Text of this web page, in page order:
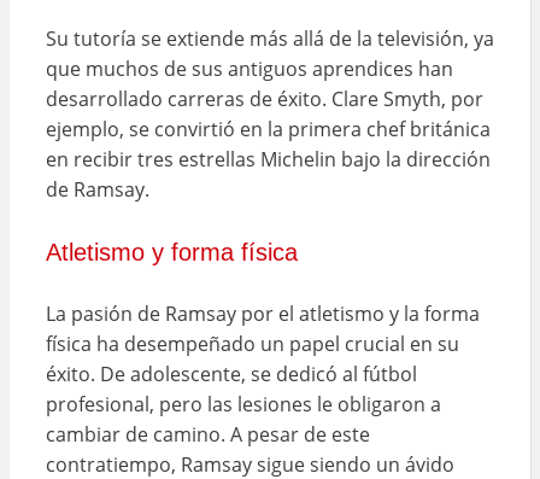
Su tutoría se extiende más allá de la televisión, ya
que muchos de sus antiguos aprendices han
desarrollado carreras de éxito. Clare Smyth, por
ejemplo, se convirtió en la primera chef británica
en recibir tres estrellas Michelin bajo la dirección
de Ramsay.
Atletismo y forma física
La pasión de Ramsay por el atletismo y la forma
física ha desempeñado un papel crucial en su
éxito. De adolescente, se dedicó al fútbol
profesional, pero las lesiones le obligaron a
cambiar de camino. A pesar de este
contratiempo, Ramsay sigue siendo un ávido